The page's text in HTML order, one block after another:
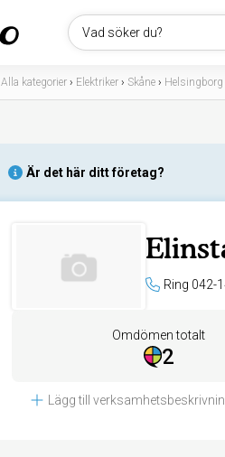
Vad söker du?
Alla kategorier › Elektriker › Skåne › Helsingborg
Är det här ditt företag?
Ring 042-
Omdömen totalt
2
Lägg till